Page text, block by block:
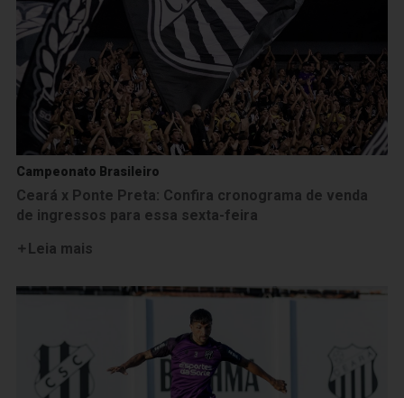
Campeonato Brasileiro
Ceará x Ponte Preta: Confira cronograma de venda
de ingressos para essa sexta-feira
Leia mais